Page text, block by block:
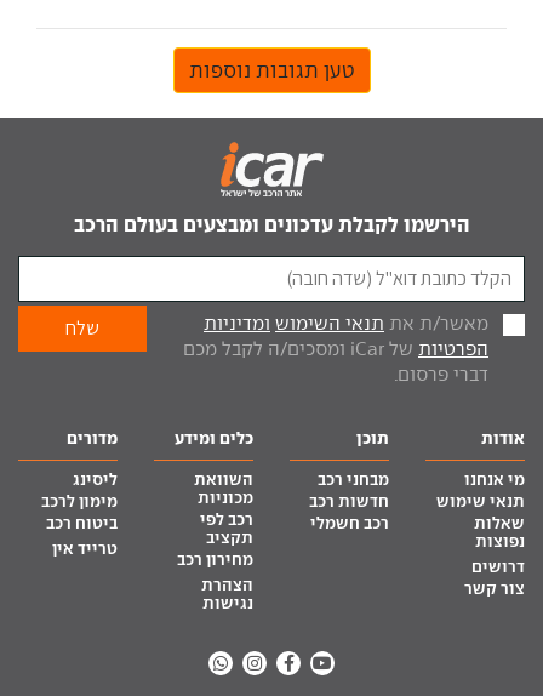
טען תגובות נוספות
הירשמו לקבלת עדכונים ומבצעים בעולם הרכב
מאשר/ת את תנאי השימוש ומדיניות
הפרטיות
של iCar ומסכים/ה לקבל מכם
דברי פרסום.
אודות
מי אנחנו
תנאי שימוש
שאלות
נפוצות
דרושים
צור קשר
תוכן
מבחני רכב
חדשות רכב
רכב חשמלי
כלים ומידע
השוואת
מכוניות
רכב לפי
תקציב
מחירון רכב
הצהרת
נגישות
מדורים
ליסינג
מימון לרכב
ביטוח רכב
טרייד אין